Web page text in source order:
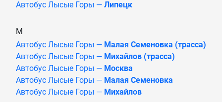
Автобус Лысые Горы — Липецк
М
Автобус Лысые Горы — Малая Семеновка (трасса)
Автобус Лысые Горы — Михайлов (трасса)
Автобус Лысые Горы — Москва
Автобус Лысые Горы — Малая Семеновка
Автобус Лысые Горы — Михайлов